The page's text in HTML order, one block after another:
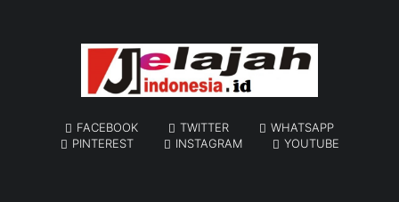
FACEBOOK TWITTER
WHATSAPP
PINTEREST
INSTAGRAM YOUTUBE